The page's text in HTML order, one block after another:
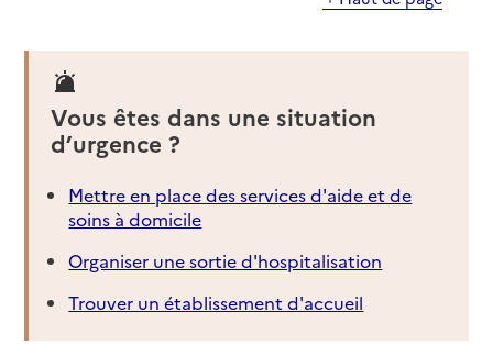
Vous êtes dans une situation
d’urgence ?
Mettre en place des services d'aide et de
soins à domicile
Organiser une sortie d'hospitalisation
Trouver un établissement d'accueil